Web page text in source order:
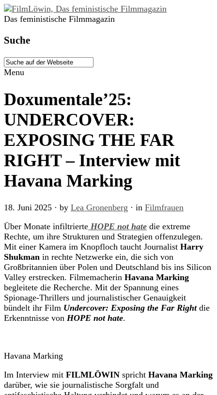
Das feministische Filmmagazin
Suche
Menu
Doxumentale’25:
UNDERCOVER:
EXPOSING THE FAR
RIGHT – Interview mit
Havana Marking
18. Juni 2025 · by Lea Gronenberg · in Filmfrauen
Über Monate infiltrierte HOPE not hate die extreme
Rechte, um ihre Strukturen und Strategien offenzulegen.
Mit einer Kamera im Knopfloch taucht Journalist Harry
Shukman in rechte Netzwerke ein, die sich von
Großbritannien über Polen und Deutschland bis ins Silicon
Valley erstrecken. Filmemacherin Havana Marking
begleitete die Recherche. Mit der Spannung eines
Spionage-Thrillers und journalistischer Genauigkeit
bündelt ihr Film Undercover: Exposing the Far Rightdie
Erkenntnisse von HOPE not hate.
Havana Marking
Im Interview mit FILMLÖWIN spricht Havana Marking
darüber, wie sie journalistische Sorgfalt und